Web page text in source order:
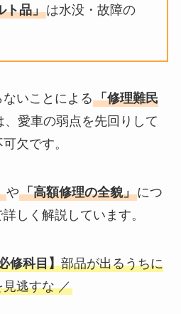
ト品」は水没・故障の
いことによる「修理難民
愛車の弱点を先回りして
欠です。
や「高額修理の全貌」につ
しく解説しています。
修科目】部品が出るうちに
見逃すな ／